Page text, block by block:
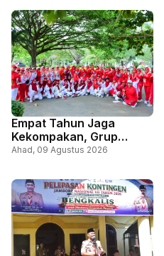
Empat Tahun Jaga
Kekompakan, Grup
Senam Prolanis
Semarakkan HUT RI
Ahad, 09 Agustus 2026